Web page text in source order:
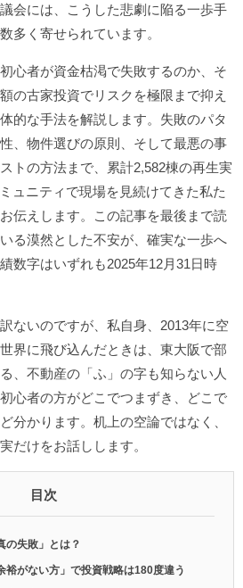
会には、こうした悲劇に陥る一歩手
多く寄せられています。
心者が資金枯渇で失敗するのか、そ
の古家投資でリスクを極限まで抑え
的な手法を解説します。失敗のパタ
、物件選びの原則、そして最悪の事
トの方法まで、累計2,582棟の再生実
ュニティで現場を見続けてきた私た
伝えします。この記事を最後まで読
る漠然とした不安が、確実な一歩へ
数字はいずれも2025年12月31日時
ないのですが、私自身、2013年に空
界に飛び込んだときは、東大阪で部
、不動産の「ふ」の字も知らない人
心者の方がどこでつまずき、どこで
分かります。机上の空論ではなく、
だけをお話しします。
目次
の失敗」とは？
裕がない方」で投資戦略は180度違う